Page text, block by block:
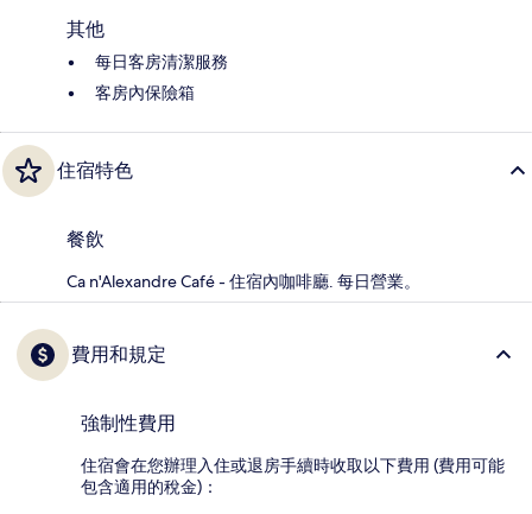
其他
每日客房清潔服務
客房內保險箱
住宿特色
餐飲
Ca n'Alexandre Café - 住宿內咖啡廳. 每日營業。
費用和規定
強制性費用
住宿會在您辦理入住或退房手續時收取以下費用 (費用可能
包含適用的稅金)：